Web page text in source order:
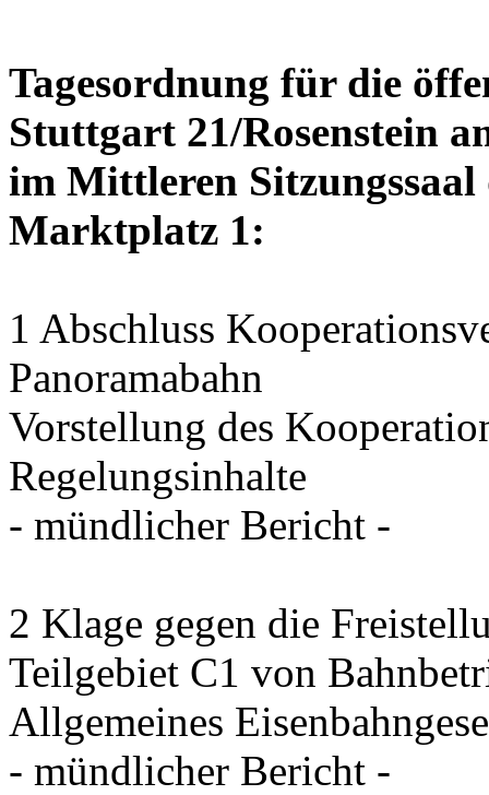
Tagesordnung für die
Stuttgart 21/Rosenstein
im Mittleren Sitzungssaal
Marktplatz 1:
1 Abschluss
Panoramabahn
Vorstellung des
Regelungsinhalte
- mündlicher Bericht -
2 Klage gegen die
Teilgebiet C1 von
Allgemeines
- mündlicher Bericht -